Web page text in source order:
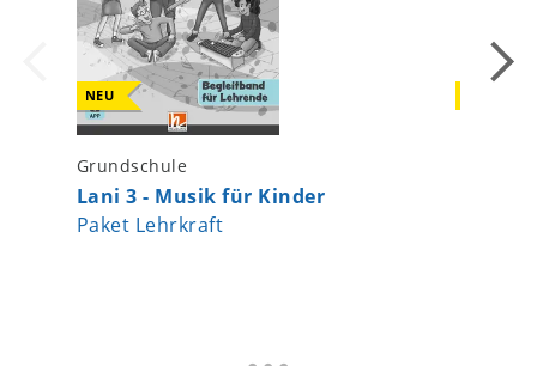
NEU
Grundschule
Lani 3 - Musik für Kinder
Paket Lehrkraft